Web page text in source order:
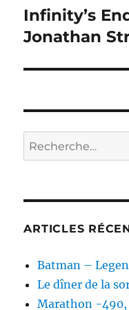
Publication
suivante :
Infinity’s
Jonathan
Recherche
pour :
ARTICLES
Batman –
Le dîner de la
Marathon -490,